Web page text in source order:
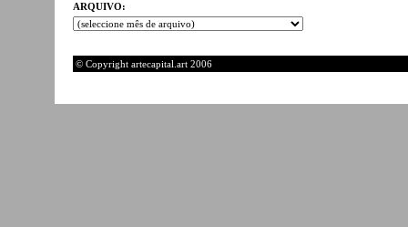
ARQUIVO:
© Copyright artecapital.art 2006